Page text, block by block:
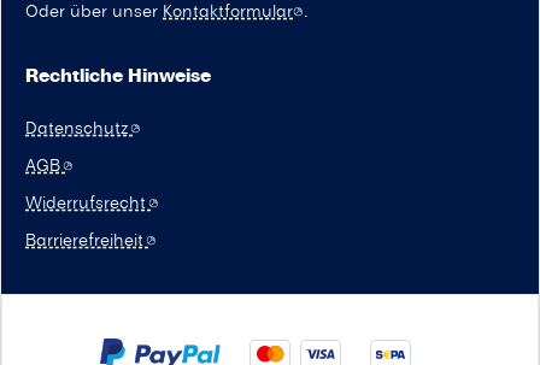
Oder über unser Kontaktformular .
Rechtliche Hinweise
Datenschutz
AGB
Widerrufsrecht
Barrierefreiheit